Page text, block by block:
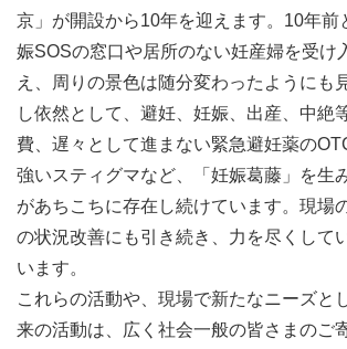
②ファンドレイジング
活動説明会などファンドレイジングに関
画・運営
Webを活用した寄付募集（オンライン広
ンペーン）
支援者データベース構築・管理・運用
ファンドレイジングに関する計画立案
助成金申請
京」が開設から10年を迎えます。10年前
娠SOSの窓口や居所のない妊産婦を受け
え、周りの景色は随分変わったようにも
し依然として、避妊、妊娠、出産、中絶
費、遅々として進まない緊急避妊薬の
強いスティグマなど、「妊娠葛藤」を生
があちこちに存在し続けています。現場
の状況改善にも引き続き、力を尽くして
います。
これらの活動や、現場で新たなニーズと
来の活動は、広く社会一般の皆さまのご